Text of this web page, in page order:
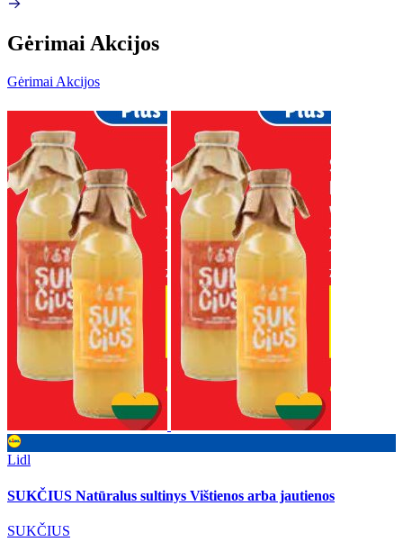
Gėrimai Akcijos
Gėrimai Akcijos
Lidl
SUKČIUS Natūralus sultinys Vištienos arba jautienos
SUKČIUS